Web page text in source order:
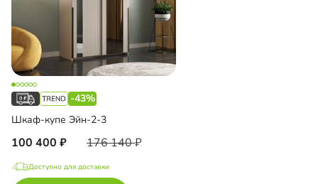
-43%
Шкаф-купе Эйн-2-3
100 400 176 140
Доступно для доставки